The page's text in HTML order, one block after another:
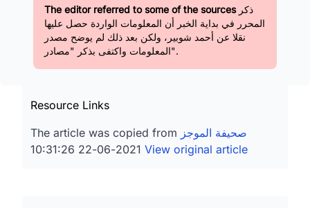
The editor referred to some of the sources ذكر
المحرر في بداية الخبر أن المعلومات الواردة حصل عليها
نقلا عن أحمد شوبير، ولكن بعد ذلك لم يوضح مصدر
المعلومات واكتفى بذكر "مصادر".
Resource Links
The article was copied from صحيفة الموجز
View original article